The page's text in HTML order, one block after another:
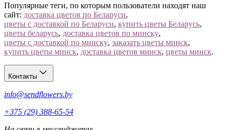
Популярные теги, по которым пользователи находят наш
сайт: доставка цветов по Беларуси,
цветы с доставкой по Беларуси, купить цветы Беларусь,
цветы беларусь, доставка цветов по минску,
цветы с доставкой по минску, заказать цветы минск,
купить цветы минск, доставка цветов минск, цветы минск.
Контакты
info@sendflowers.by
+375 (29) 388-65-54